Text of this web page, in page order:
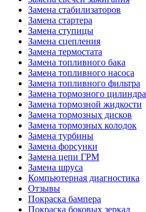
Замена стабилизаторов
Замена стартера
Замена ступицы
Замена сцепления
Замена термостата
Замена топливного бака
Замена топливного насоса
Замена топливного фильтра
Замена тормозного цилиндра
Замена тормозной жидкости
Замена тормозных дисков
Замена тормозных колодок
Замена турбины
Замена форсунки
Замена цепи ГРМ
Замена шруса
Компьютерная диагностика
Отзывы
Покраска бампера
Покраска боковых зеркал